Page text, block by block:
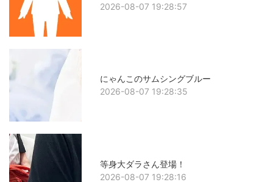
2026-08-07 19:28:57
にゃんこのサムシングブルー
2026-08-07 19:28:35
等身大ダラさん登場！
2026-08-07 19:28:16